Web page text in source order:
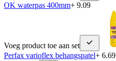
OK waterpas 400mm+ 9.09
Voeg product toe aan set
Perfax varioflex behangspatel+ 6.69